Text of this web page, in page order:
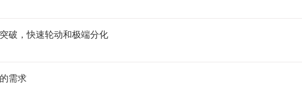
破，快速轮动和极端分化
需求